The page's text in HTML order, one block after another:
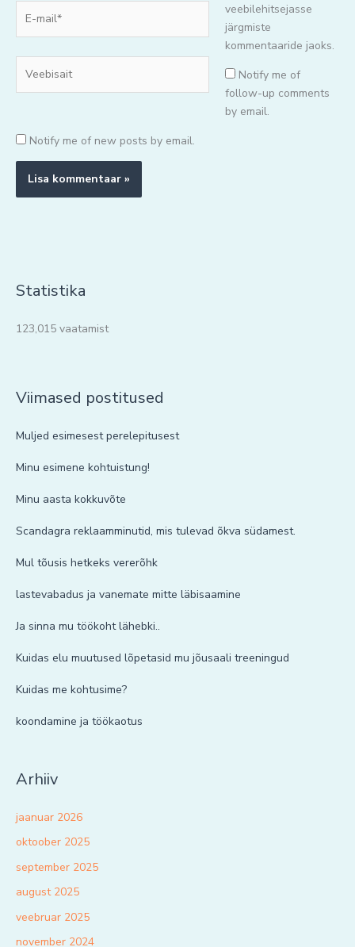
mail*
veebilehitsejasse
järgmiste
kommentaaride jaoks.
Notify me of
follow-up comments
by email.
Notify me of new posts by email.
Statistika
123,015 vaatamist
Viimased postitused
Muljed esimesest perelepitusest
Minu esimene kohtuistung!
Minu aasta kokkuvõte
Scandagra reklaamminutid, mis tulevad õkva südamest.
Mul tõusis hetkeks vererõhk
lastevabadus ja vanemate mitte läbisaamine
Ja sinna mu töökoht lähebki..
Kuidas elu muutused lõpetasid mu jõusaali treeningud
Kuidas me kohtusime?
koondamine ja töökaotus
Arhiiv
jaanuar 2026
oktoober 2025
september 2025
august 2025
veebruar 2025
november 2024